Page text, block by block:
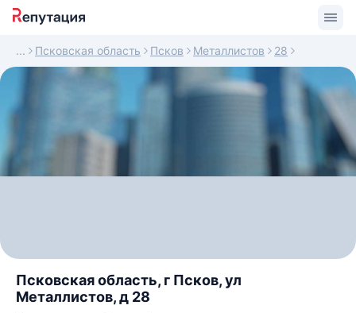
Псковская область Псков Металлистов 28
Псковская область, г Псков, ул
Металлистов, д 28